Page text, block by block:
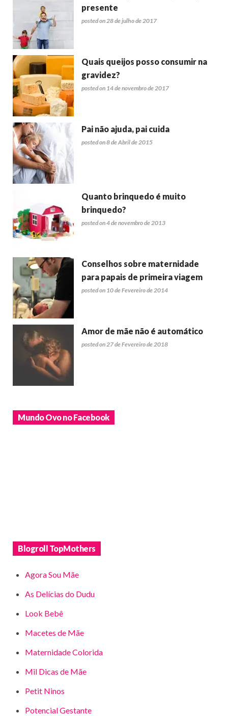
presente
posted on 28 de julho de 2017
Quais queijos posso consumir na
gravidez?
posted on 14 de novembro de 2017
Pai não ajuda, pai cuida
posted on 8 de Abril de 2015
Quanto brinquedo é muito
brinquedo?
posted on 4 de novembro de 2013
Conselhos sobre maternidade
para papais de primeira viagem
posted on 10 de Fevereiro de 2014
Amor de mãe não é automático
posted on 27 de Fevereiro de 2018
Mundo Ovo no Facebook
Blogroll TopMothers
Agora Sou Mãe
As Delícias do Dudu
Look Bebê
Macetes de Mãe
Maternidade Colorida
Mil Dicas de Mãe
Petit Ninos
Potencial Gestante